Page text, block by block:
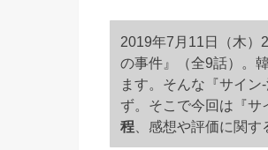
2019年7月11日（木）
の事件』（全9話）。
ます。そんな『サイ
ず。そこで今回は『サ
程 、感想や評価に関